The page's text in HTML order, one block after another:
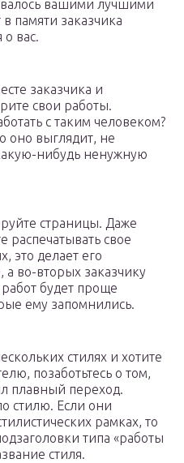
вашими лучшими
памяти заказчика
вас.
заказчика и
свои работы.
с таким человеком?
оно выглядит, не
нибудь ненужную
страницы. Даже
распечатывать свое
это делает его
а во-вторых заказчику
будет проще
ему запомнились.
стилях и хотите
позаботьтесь о том,
плавный переход.
стилю. Если они
рамках, то
типа «работы
стиля.